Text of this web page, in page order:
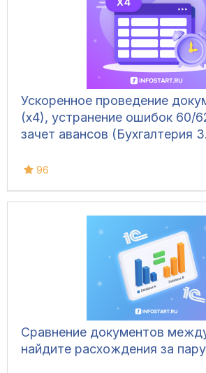
Ускоренное проведение
(x4), устранение ошибок 60/
зачет авансов (Бухгалтерия
96
Сравнение документов
найдите расхождения за